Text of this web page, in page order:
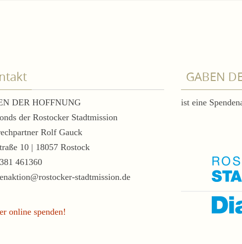
DER HOFFNUNG
der Rostocker Stadtmission
Rolf Gauck
10 | 18057 Rostock
461360
stadtmission.de
online spenden!
GABEN
ist eine